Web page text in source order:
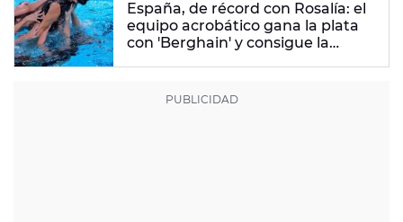
España, de récord con Rosalía: el
equipo acrobático gana la plata
con 'Berghain' y consigue la